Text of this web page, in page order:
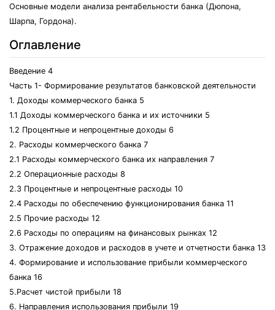
Основные модели анализа рентабельности банка (Дюпона,
Шарпа, Гордона).
Оглавление
Введение 4
Часть 1- Формирование результатов банковской деятельности
1. Доходы коммерческого банка 5
1.1 Доходы коммерческого банка и их источники 5
1.2 Процентные и непроцентные доходы 6
2. Расходы коммерческого банка 7
2.1 Расходы коммерческого банка их направления 7
2.2 Операционные расходы 8
2.3 Процентные и непроцентные расходы 10
2.4 Расходы по обеспечению функционирования банка 11
2.5 Прочие расходы 12
2.6 Расходы по операциям на финансовых рынках 12
3. Отражение доходов и расходов в учете и отчетности банка 13
4. Формирование и использование прибыли коммерческого
банка 16
5.Расчет чистой прибыли 18
6. Направления использования прибыли 19